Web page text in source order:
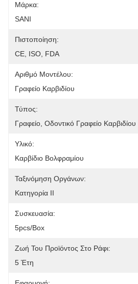
Μάρκα:
SANI
Πιστοποίηση:
CE, ISO, FDA
Αριθμό Μοντέλου:
Γραφείο Καρβιδίου
Τύπος:
Γραφείο, Οδοντικό Γραφείο Καρβιδίου
Υλικό:
Καρβίδιο Βολφραμίου
Ταξινόμηση Οργάνων:
Κατηγορία ΙΙ
Συσκευασία:
5pcs/box
Ζωή Του Προϊόντος Στο Ράφι:
5 Έτη